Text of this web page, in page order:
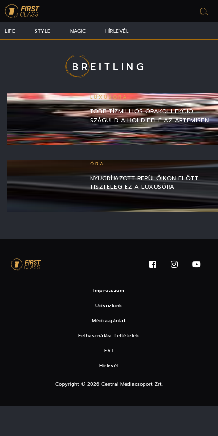
LIFE STYLE MAGIC HÍRLEVÉL
BREITLING
LUXUSÓRA
TÖBB TÍZMILLIÓS ÓRAKOLLEKCIÓ
SZÁGULD A HOLD FELÉ AZ ARTEMISEN
ÓRA
NYUGDÍJAZOTT REPÜLŐIKON ELŐTT
TISZTELEG EZ A LUXUSÓRA
Impresszum
Üdvözlünk
Médiaajánlat
Felhasználási feltételek
EAT
Hírlevél
Copyright © 2026 Central Médiacsoport Zrt.